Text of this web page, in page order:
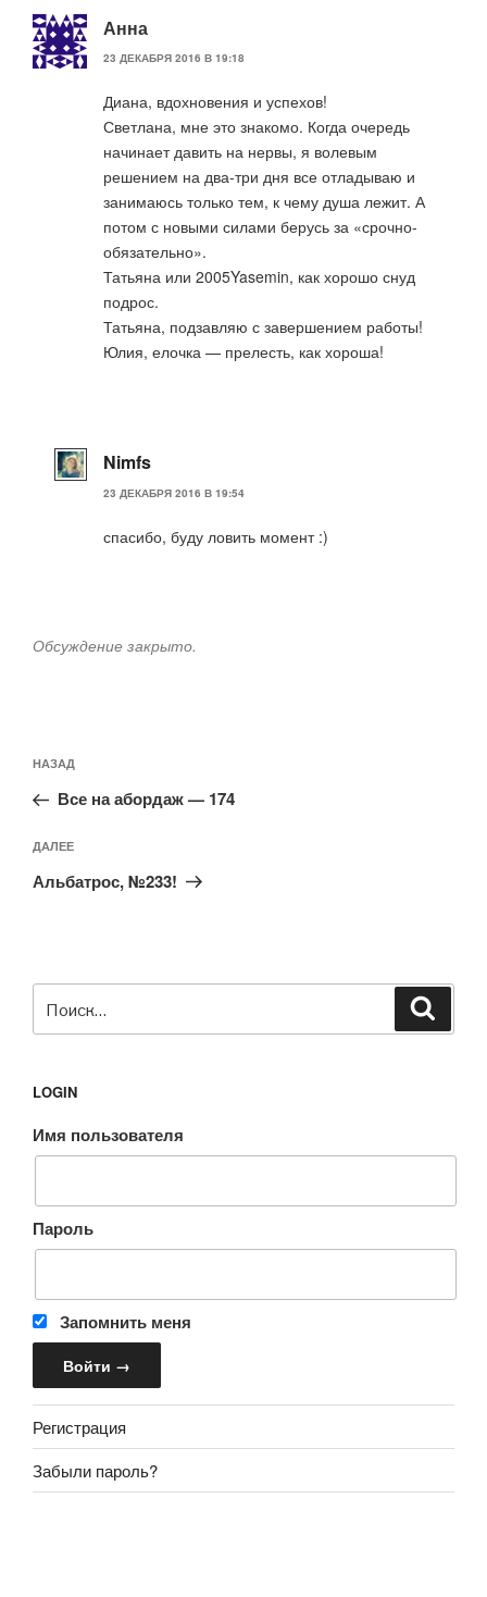
Анна
23 ДЕКАБРЯ 2016 В 19:18
Диана, вдохновения и успехов!
Светлана, мне это знакомо. Когда очередь
начинает давить на нервы, я волевым
решением на два-три дня все отладываю и
занимаюсь только тем, к чему душа лежит. А
потом с новыми силами берусь за «срочно-
обязательно».
Татьяна или 2005Yasemin, как хорошо снуд
подрос.
Татьяна, подзавляю с завершением работы!
Юлия, елочка — прелесть, как хороша!
Nimfs
23 ДЕКАБРЯ 2016 В 19:54
спасибо, буду ловить момент :)
Обсуждение закрыто.
по
записям
Предыдущая
запись:
НАЗАД
Все на абордаж — 174
Следующая
запись
ДАЛЕЕ
Альбатрос, №233!
LOGIN
Имя пользователя
Пароль
Запомнить меня
Регистрация
Забыли пароль?